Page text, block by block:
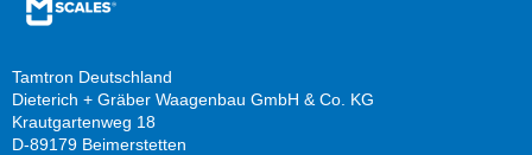
Tamtron Deutschland
Dieterich + Gräber Waagenbau GmbH & Co. KG
Krautgartenweg 18
D-89179 Beimerstetten